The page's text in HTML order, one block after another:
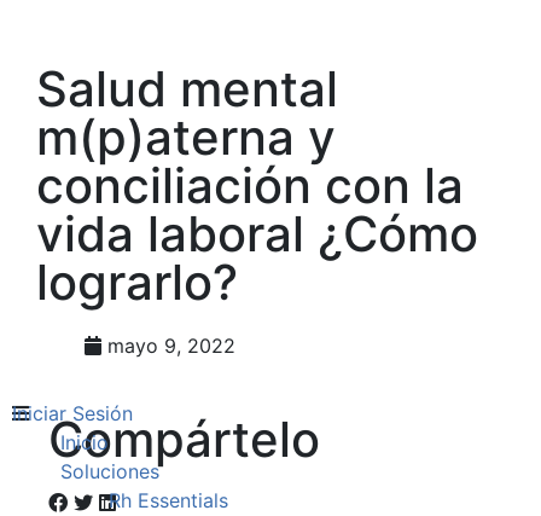
Iniciar Sesión
Inicio
Soluciones
Rh Essentials
Salud mental
m(p)aterna y
conciliación con la
vida laboral ¿Cómo
lograrlo?
mayo 9, 2022
Compártelo